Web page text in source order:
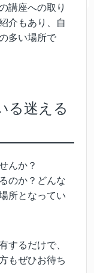
講座への取り
介もあり、自
多い場所で
る迷える
んか？
のか？どんな
所となってい
するだけで、
もぜひお待ち